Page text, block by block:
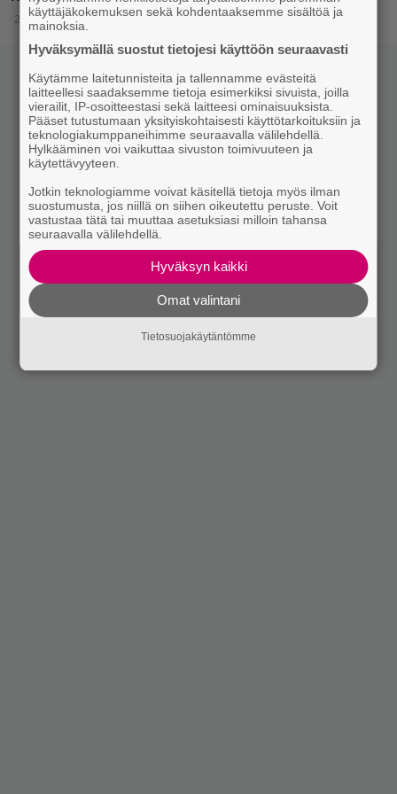
28.4.2015 11:15
käyttäjäkokemuksen sekä kohdentaaksemme sisältöä ja
mainoksia.
Hyväksymällä suostut tietojesi käyttöön seuraavasti
Käytämme laitetunnisteita ja tallennamme evästeitä
laitteellesi saadaksemme tietoja esimerkiksi sivuista, joilla
vierailit, IP-osoitteestasi sekä laitteesi ominaisuuksista.
Pääset tutustumaan yksityiskohtaisesti käyttötarkoituksiin ja
teknologiakumppaneihimme seuraavalla välilehdellä.
Hylkääminen voi vaikuttaa sivuston toimivuuteen ja
käytettävyyteen.
Jotkin teknologiamme voivat käsitellä tietoja myös ilman
suostumusta, jos niillä on siihen oikeutettu peruste. Voit
vastustaa tätä tai muuttaa asetuksiasi milloin tahansa
seuraavalla välilehdellä.
Hyväksyn kaikki
Omat valintani
Tietosuojakäytäntömme